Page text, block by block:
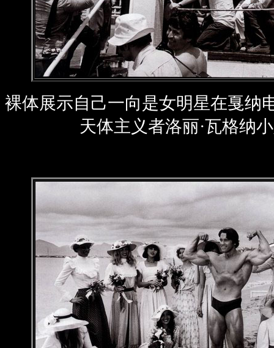
裸体展示自己一向是女明星在戛纳
天体主义者洛丽·瓦格纳